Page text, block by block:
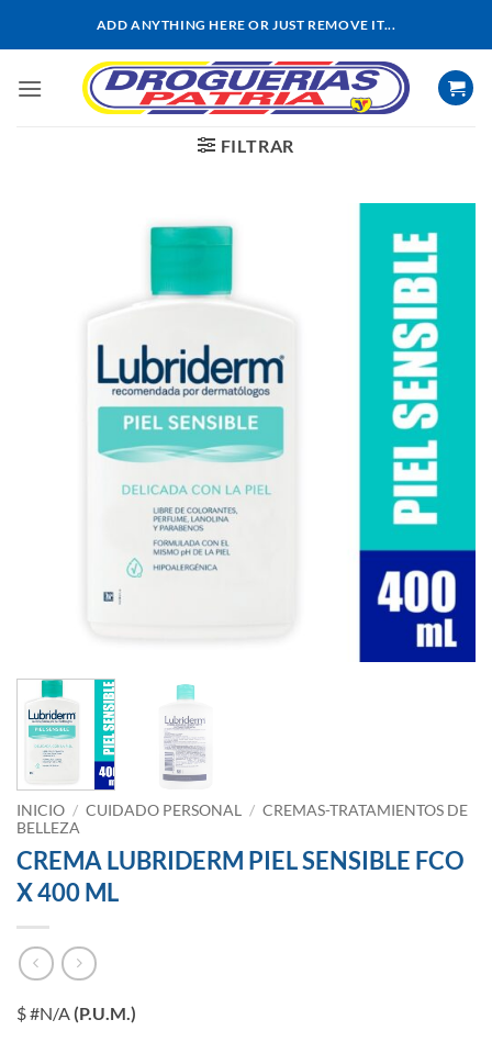
ADD ANYTHING HERE OR JUST REMOVE IT...
FILTRAR
INICIO / CUIDADO PERSONAL / CREMAS-TRATAMIENTOS DE
BELLEZA
CREMA LUBRIDERM PIEL SENSIBLE FCO
X 400 ML
$ #N/A (P.U.M.)